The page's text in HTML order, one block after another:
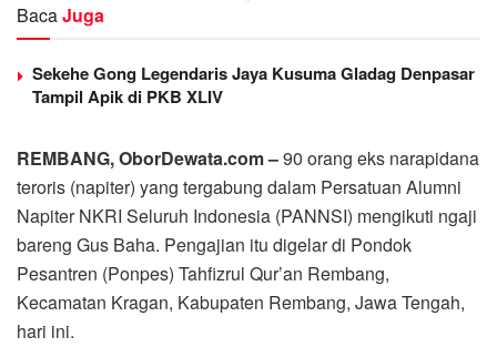
BacaJuga
Sekehe Gong Legendaris Jaya Kusuma Gladag Denpasar
Tampil Apik di PKB XLIV
REMBANG, OborDewata.com –90 orang eks narapidana
teroris (napiter) yang tergabung dalam Persatuan Alumni
Napiter NKRI Seluruh Indonesia (PANNSI) mengikuti ngaji
bareng Gus Baha. Pengajian itu digelar di Pondok
Pesantren (Ponpes) Tahfizrul Qur’an Rembang,
Kecamatan Kragan, Kabupaten Rembang, Jawa Tengah,
hari ini.